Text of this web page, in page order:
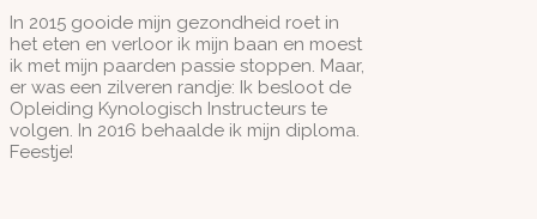
In 2015 gooide mijn gezondheid roet in
het eten en verloor ik mijn baan en moest
ik met mijn paarden passie stoppen. Maar,
er was een zilveren randje: Ik besloot de
Opleiding Kynologisch Instructeurs te
volgen. In 2016 behaalde ik mijn diploma.
Feestje!